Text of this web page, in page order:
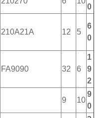
0
210A21A 12 5
6
0
FA9090 32 6
1
9
2
9 10
9
0